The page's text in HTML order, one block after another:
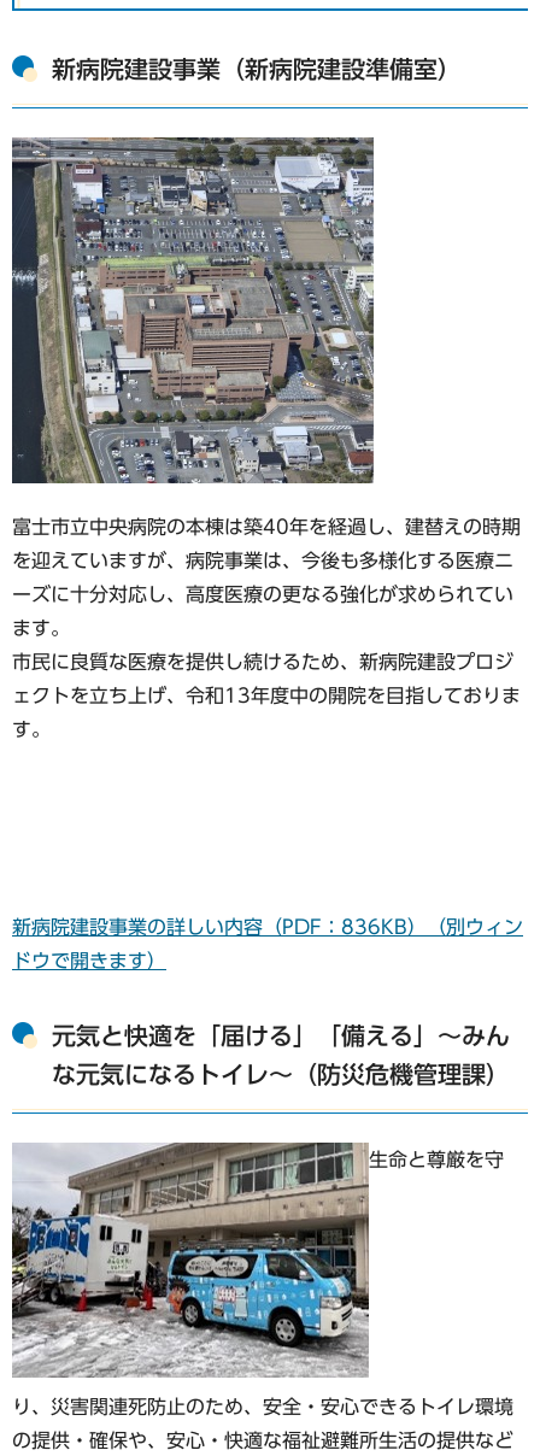
新病院建設事業（新病院建設準備室）
富士市立中央病院の本棟は築40年を経過し、建替えの時期
を迎えていますが、病院事業は、今後も多様化する医療ニ
ーズに十分対応し、高度医療の更なる強化が求められてい
ます。
市民に良質な医療を提供し続けるため、新病院建設プロジ
ェクトを立ち上げ、令和13年度中の開院を目指しておりま
す。
新病院建設事業の詳しい内容（PDF：836KB）（別ウィン
ドウで開きます）
元気と快適を「届ける」「備える」～みん
な元気になるトイレ～（防災危機管理課）
生命と尊厳を守
り、災害関連死防止のため、安全・安心できるトイレ環境
の提供・確保や、安心・快適な福祉避難所生活の提供など